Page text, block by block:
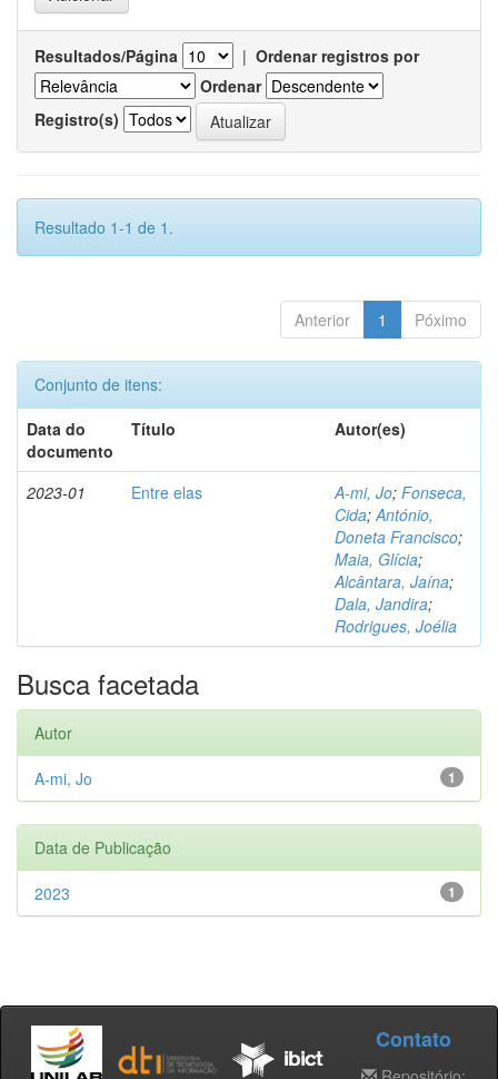
Resultados/Página | Ordenar registros por
Ordenar
Registro(s)
Resultado 1-1 de 1.
Anterior 1 Póximo
Conjunto de itens:
Data do
documento
Título Autor(es)
2023-01 Entre elas A-mi, Jo; Fonseca,
Cida;António,
Doneta Francisco;
Maia, Glícia;
Alcântara, Jaína;
Dala, Jandira;
Rodrigues, Joélia
Busca facetada
Autor
1
A-mi, Jo
Data de Publicação
1
2023
Contato